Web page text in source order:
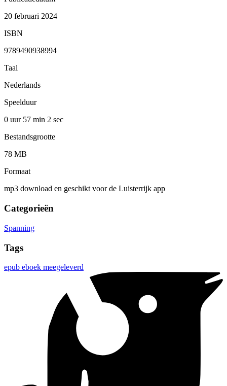
20 februari 2024
ISBN
9789490938994
Taal
Nederlands
Speelduur
0 uur 57 min 2 sec
Bestandsgrootte
78 MB
Formaat
mp3 download en geschikt voor de Luisterrijk app
Categorieën
Spanning
Tags
epub eboek meegeleverd